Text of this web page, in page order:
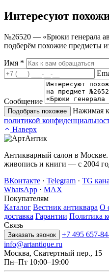
Интересуют
№26520 — «Брюки генерала
подберём похожие предметы
Имя *
Сообщение
Подобрать похожее
Нажимая
политикой
Наверх
Антикварный салон в
живопись и книги — с 2004
ВКонтакте · Telegram · TG
WhatsApp · MAX
Покупателям
Каталог Вестник антиквара О
доставка Гарантии Политика
Связь
Заказать звонок +7 495 657-
info@artantique.ru
Москва, Скатертный пер., 15
Пн–Пт 10:00–19:00